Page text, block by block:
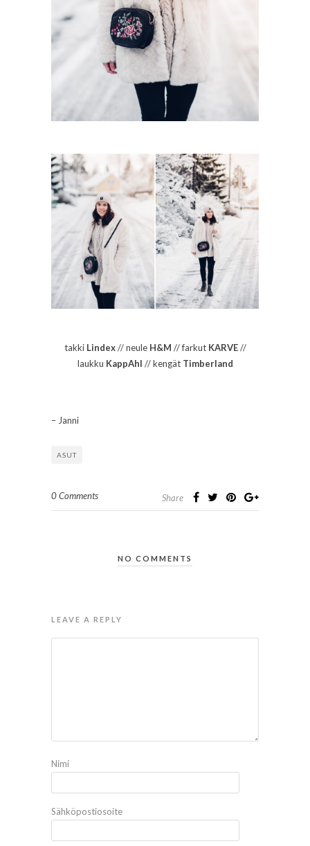
takki Lindex// neule H&M // farkut KARVE//
laukku KappAhl // kengät Timberland
– Janni
ASUT
0 Comments Share
NO COMMENTS
LEAVE A REPLY
Nimi
Sähköpostiosoite